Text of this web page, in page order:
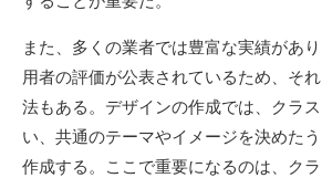
また、多くの業者では豊富な実績があ
用者の評価が公表されているため、そ
法もある。デザインの作成では、クラ
い、共通のテーマやイメージを決めた
作成する。ここで重要になるのは、ク